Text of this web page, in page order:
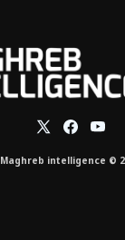
Maghreb intelligence ©